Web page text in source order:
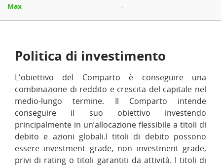
-
Politica di investimento
L'obiettivo del Comparto è conseguire una
combinazione di reddito e crescita del capitale nel
medio-lungo termine. Il Comparto intende
conseguire il suo obiettivo investendo
principalmente in un’allocazione flessibile a titoli di
debito e azioni globali.I titoli di debito possono
essere investment grade, non investment grade,
privi di rating o titoli garantiti da attività. I titoli di